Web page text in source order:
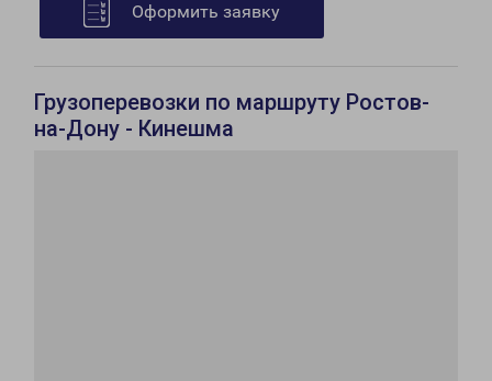
Оформить заявку
Грузоперевозки по маршруту Ростов-
на-Дону - Кинешма